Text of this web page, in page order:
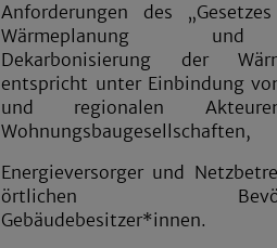
Anforderungen des
Wärmeplanung
Dekarbonisierung der
entspricht unter Einbindung
und regionalen
Wohnungsbaugesellschaften,
Energieversorger und
örtlichen
Gebäudebesitzer*innen.